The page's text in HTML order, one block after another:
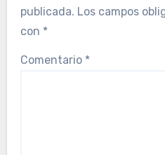
publicada. Los campos
con *
Comentario *